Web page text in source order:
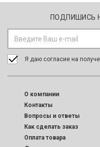
ПОДПИШИСЬ
Я даю согласие на
O компании
Контакты
Вопросы и ответы
Как сделать заказ
Оплата товара